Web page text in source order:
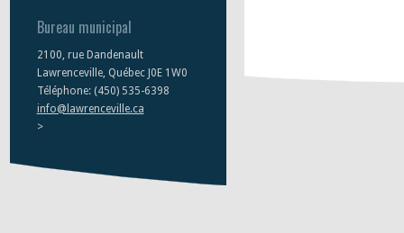
Bureau municipal
2100, rue Dandenault
Lawrenceville, Québec J0E 1W0
Téléphone: (450) 535-6398
info@lawrenceville.ca
>